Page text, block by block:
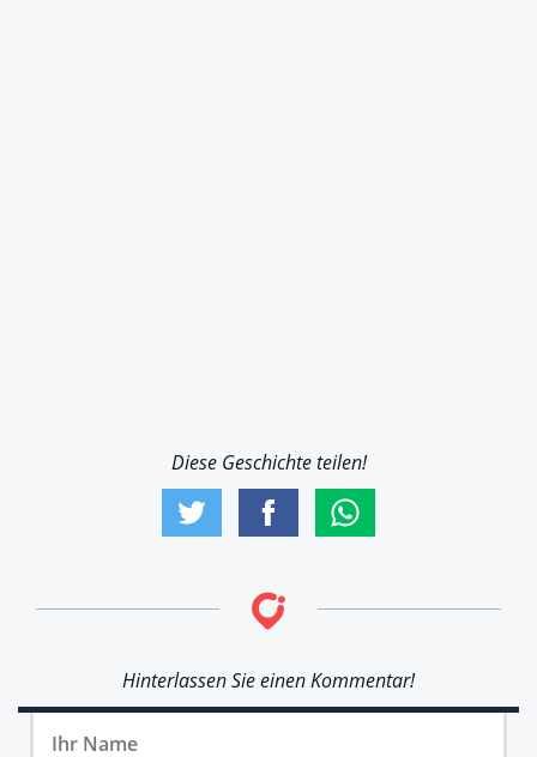
Diese Geschichte teilen!
Hinterlassen Sie einen Kommentar!